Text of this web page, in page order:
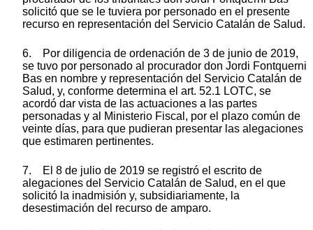
solicitó que se le tuviera por personado en el presente
recurso en representación del Servicio Catalán de Salud.
6. Por diligencia de ordenación de 3 de junio de 2019,
se tuvo por personado al procurador don Jordi Fontquerni
Bas en nombre y representación del Servicio Catalán de
Salud, y, conforme determina el art. 52.1 LOTC, se
acordó dar vista de las actuaciones a las partes
personadas y al Ministerio Fiscal, por el plazo común de
veinte días, para que pudieran presentar las alegaciones
que estimaren pertinentes.
7. El 8 de julio de 2019 se registró el escrito de
alegaciones del Servicio Catalán de Salud, en el que
solicitó la inadmisión y, subsidiariamente, la
desestimación del recurso de amparo.